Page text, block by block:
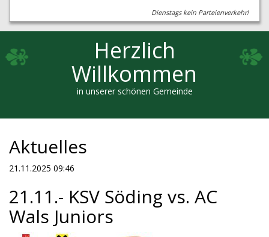
Dienstags kein Parteienverkehr!
Herzlich
Willkommen
in unserer schönen Gemeinde
Aktuelles
21.11.2025 09:46
21.11.- KSV Söding vs. AC
Wals Juniors